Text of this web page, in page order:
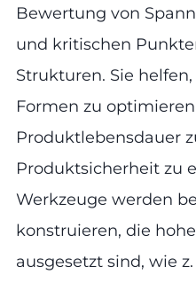
Bewertung von
und kritischen
Strukturen. Sie
Formen zu
Produktlebensdauer
Produktsicherheit zu
Werkzeuge werden
konstruieren, die
ausgesetzt sind, wie